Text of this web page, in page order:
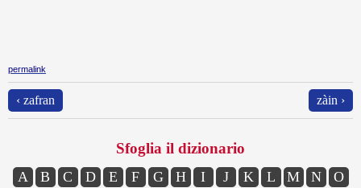
permalink
‹ zafran zàin ›
Sfoglia il dizionario
A B C D E F G H I J K L M N
O